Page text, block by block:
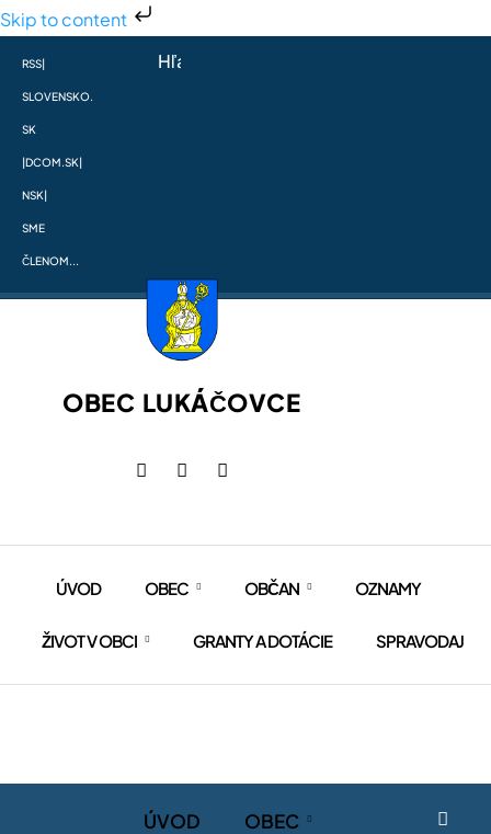
Skip to content
RSS|
SLOVENSKO.
SK
|DCOM.SK|
NSK|
SME
ČLENOM...
OBEC LUKÁČOVCE
ÚVOD OBEC OBČAN OZNAMY
ŽIVOT V OBCI GRANTY A DOTÁCIE SPRAVODAJ
ÚVOD OBEC